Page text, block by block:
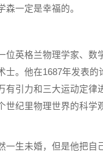
森一定是幸福的。
位英格兰物理学家、数
士。他在1687年发表的
有引力和三大运动定律
世纪里物理世界的科学
一生未婚，但是他把自